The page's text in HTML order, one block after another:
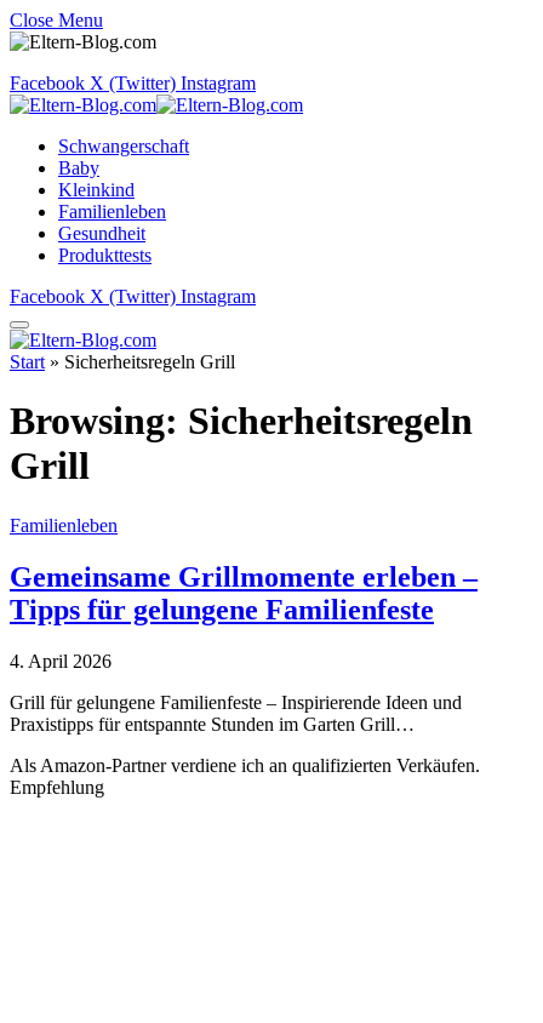
Close Menu
Facebook X (Twitter) Instagram
Schwangerschaft
Baby
Kleinkind
Familienleben
Gesundheit
Produkttests
Facebook X (Twitter) Instagram
Start » Sicherheitsregeln Grill
Browsing: Sicherheitsregeln
Grill
Familienleben
Gemeinsame Grillmomente erleben –
Tipps für gelungene Familienfeste
4. April 2026
Grill für gelungene Familienfeste – Inspirierende Ideen und
Praxistipps für entspannte Stunden im Garten Grill…
Als Amazon-Partner verdiene ich an qualifizierten Verkäufen.
Empfehlung